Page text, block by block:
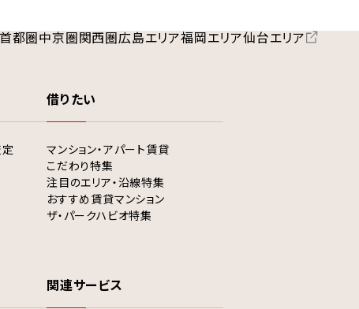
都圏中京圏関西圏広島エリア福岡エリア仙台エリア
借りたい
マンション・アパート賃貸
こだわり特集
注目のエリア・沿線特集
おすすめ賃貸マンション
ザ・パークハビオ特集
関連サービス